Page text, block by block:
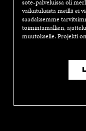
sote-palveluissa oli
vaikutuksista meillä ei
saadaksemme
toimintamallien,
muutokselle. Projekti